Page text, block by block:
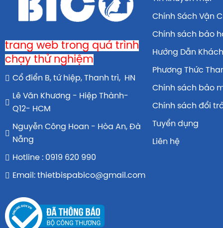
trang web trong quá trình
chạy thử nghiệm
Cổ điển B, tứ hiệp, Thanh trì, HN
Lê Văn Khương - Hiệp Thành-
Q12- HCM
Nguyễn Công Hoan - Hòa An, Đà
Nẵng
Hotline : 0919 620 990
Email: thietbispabico@gmail.com
Chính Sách Vận
Chính sách bảo
Hướng Dẫn
Phương Thức
Chính sách bảo
Chính sách đổi
Tuyển dụng
Liên hệ